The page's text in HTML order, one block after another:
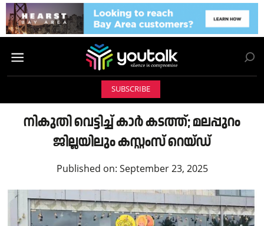
SUBSCRIBE
നികുതി വെട്ടിച്ച് കാർ കടത്ത്; മലപ്പുറം
ജില്ലയിലും കസ്റ്റംസ് റെയ്ഡ്
Published on: September 23, 2025